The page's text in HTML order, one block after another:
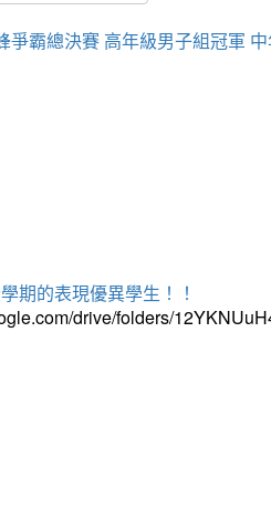
爭霸總決賽 高年級男子組冠軍
期的表現優異學生！！
drive/folders/